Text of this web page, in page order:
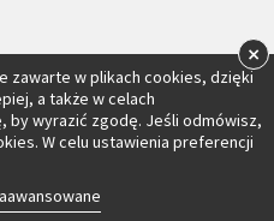
zawarte w plikach cookies, dzięki
a także w celach
by wyrazić zgodę. Jeśli odmówisz,
W celu ustawienia preferencji
×